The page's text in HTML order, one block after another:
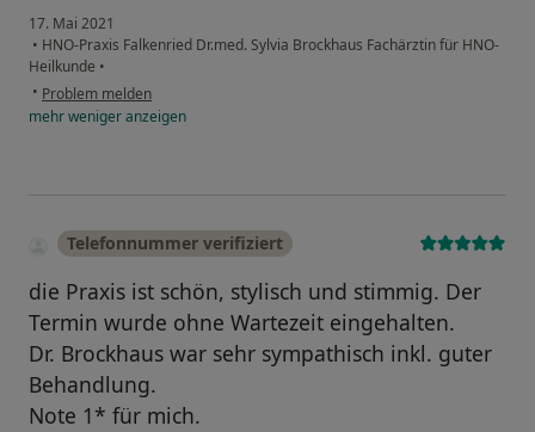
17. Mai 2021
• HNO-Praxis Falkenried Dr.med. Sylvia Brockhaus Fachärztin für HNO-
Heilkunde •
• Problem melden
mehrwenigeranzeigen
Telefonnummer verifiziert
die Praxis ist schön, stylisch und stimmig. Der
Termin wurde ohne Wartezeit eingehalten.
Dr. Brockhaus war sehr sympathisch inkl. guter
Behandlung.
Note 1* für mich.